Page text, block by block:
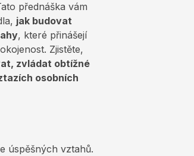
přednáška vám
jak budovat
, které přinášejí
Zjistěte,
zvládat obtížné
osobních
úspěšných vztahů.